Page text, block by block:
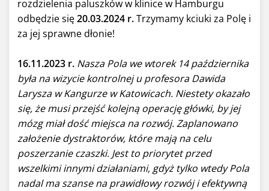
rozdzielenia paluszków w klinice w Hamburgu
odbędzie się20.03.2024 r.Trzymamy kciuki za Polę i
za jej sprawne dłonie!
16.11.2023 r. Nasza Pola we wtorek 14 października
była na wizycie kontrolnej u profesora Dawida
Larysza w Kangurze w Katowicach. Niestety okazało
się, że musi przejść kolejną operację główki, by jej
mózg miał dość miejsca na rozwój. Zaplanowano
założenie dystraktorów, które mają na celu
poszerzanie czaszki. Jest to priorytet przed
wszelkimi innymi działaniami, gdyż tylko wtedy Pola
nadal ma szanse na prawidłowy rozwój i efektywną